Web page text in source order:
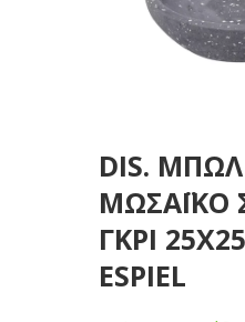
DIS.
ΜΩΣΑΪΚΟ
ΓΚΡΙ
ESPIEL